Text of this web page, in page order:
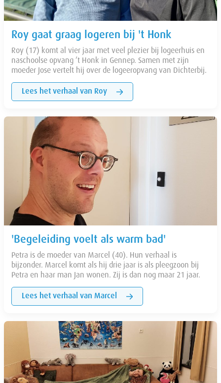
Roy gaat graag logeren bij 't Honk
Roy (17) komt al vier jaar met veel plezier bij logeerhuis en
naschoolse opvang ’t Honk in Gennep. Samen met zijn
moeder Jose vertelt hij over de logeeropvang van Dichterbij.
Lees het verhaal van Roy
'Begeleiding voelt als warm bad'
Petra is de moeder van Marcel (40). Hun verhaal is
bijzonder. Marcel komt als hij drie jaar is als pleegzoon bij
Petra en haar man Jan wonen. Zij is dan nog maar 21 jaar.
Lees het verhaal van Marcel